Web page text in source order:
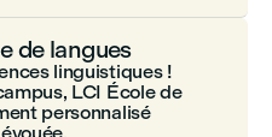
de langues
linguistiques !
LCI École de
personnalisé